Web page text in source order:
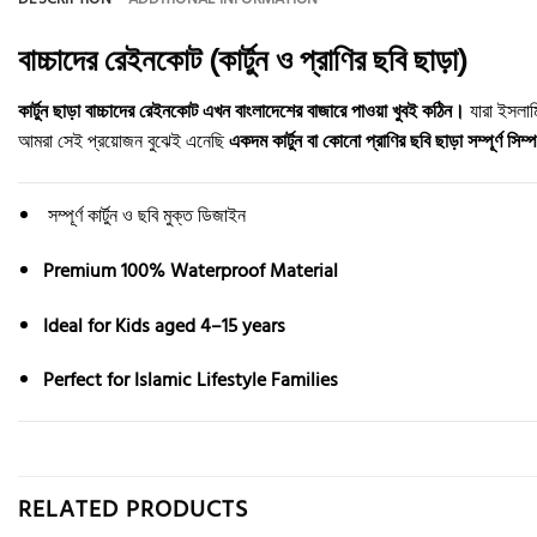
বাচ্চাদের রেইনকোট (কার্টুন ও প্রাণির ছবি ছাড়া)
কার্টুন ছাড়া বাচ্চাদের রেইনকোট এখন বাংলাদেশের বাজারে পাওয়া খুবই কঠিন। যারা
আমরা সেই প্রয়োজন বুঝেই এনেছিএকদম কার্টুন বা কোনো প্রাণির ছবি ছাড়া সম্পূর্ণ
সম্পূর্ণ কার্টুন ও ছবি মুক্ত ডিজাইন
Premium 100% Waterproof Material
Ideal for Kids aged 4–15 years
Perfect for Islamic Lifestyle Families
RELATED PRODUCTS